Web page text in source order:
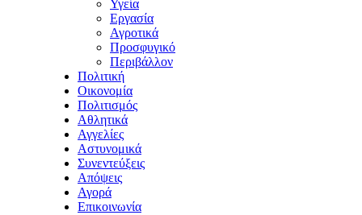
Υγεία
Εργασία
Αγροτικά
Προσφυγικό
Περιβάλλον
Πολιτική
Οικονομία
Πολιτισμός
Αθλητικά
Αγγελίες
Αστυνομικά
Συνεντεύξεις
Απόψεις
Αγορά
Επικοινωνία